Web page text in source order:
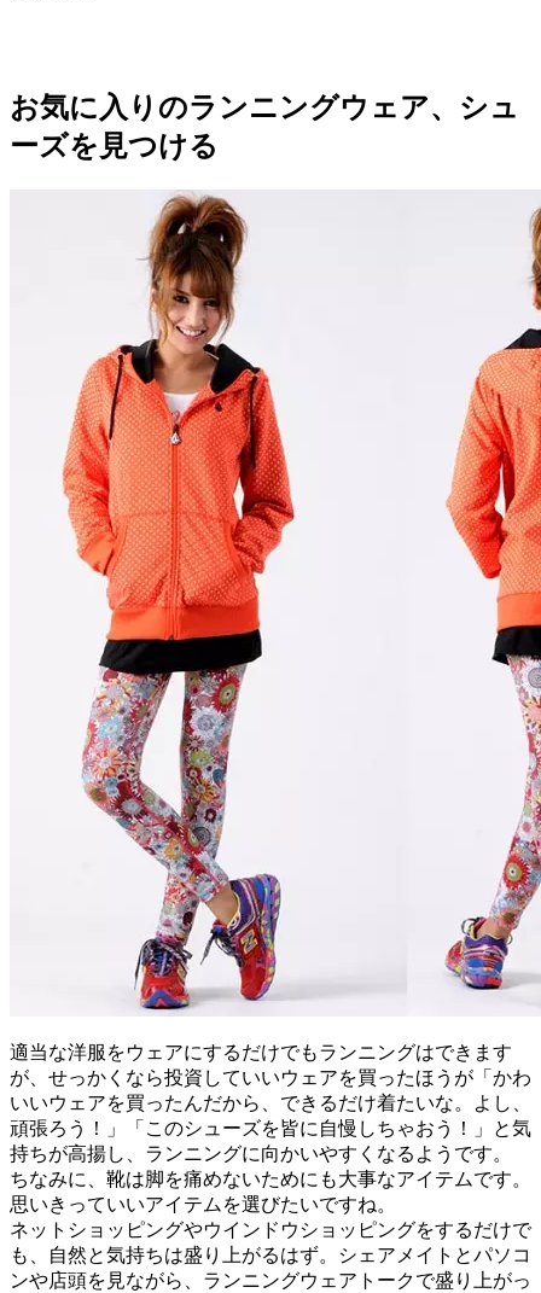
お気に入りのランニングウェア、シュ
ーズを見つける
適当な洋服をウェアにするだけでもランニングはできます
が、せっかくなら投資していいウェアを買ったほうが「かわ
いいウェアを買ったんだから、できるだけ着たいな。よし、
頑張ろう！」「このシューズを皆に自慢しちゃおう！」と気
持ちが高揚し、ランニングに向かいやすくなるようです。
ちなみに、靴は脚を痛めないためにも大事なアイテムです。
思いきっていいアイテムを選びたいですね。
ネットショッピングやウインドウショッピングをするだけで
も、自然と気持ちは盛り上がるはず。シェアメイトとパソコ
ンや店頭を見ながら、ランニングウェアトークで盛り上がっ